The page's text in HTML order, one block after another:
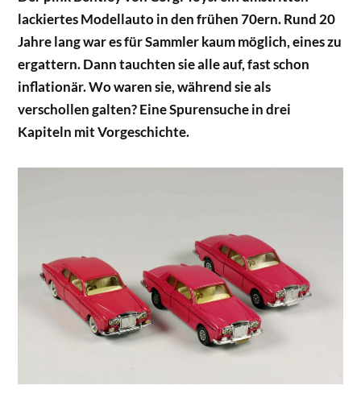
lackiertes Modellauto in den frühen 70ern. Rund 20
Jahre lang war es für Sammler kaum möglich, eines zu
ergattern. Dann tauchten sie alle auf, fast schon
inflationär. Wo waren sie, während sie als
verschollen galten? Eine Spurensuche in drei
Kapiteln mit Vorgeschichte.